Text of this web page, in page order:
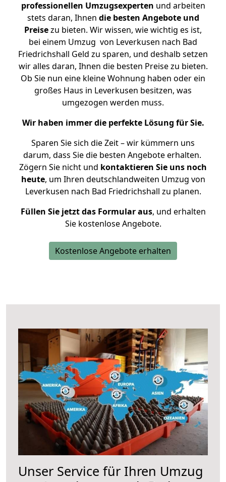
professionellen Umzugsexperten und arbeiten
stets daran, Ihnen die besten Angebote und
Preisezu bieten. Wir wissen, wie wichtig es ist,
bei einem Umzug von Leverkusen nach Bad
Friedrichshall Geld zu sparen, und deshalb setzen
wir alles daran, Ihnen die besten Preise zu bieten.
Ob Sie nun eine kleine Wohnung haben oder ein
großes Haus in Leverkusen besitzen, was
umgezogen werden muss.
Wir haben immer die perfekte Lösung für Sie.
Sparen Sie sich die Zeit – wir kümmern uns
darum, dass Sie die besten Angebote erhalten.
Zögern Sie nicht und kontaktieren Sie uns noch
heute, um Ihren deutschlandweiten Umzug von
Leverkusen nach Bad Friedrichshall zu planen.
Füllen Sie jetzt das Formular aus, und erhalten
Sie kostenlose Angebote.
Kostenlose Angebote erhalten
Unser Service für Ihren Umzug